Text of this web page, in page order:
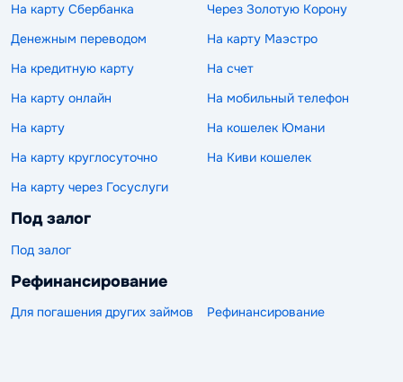
На карту Сбербанка
Через Золотую Корону
Денежным переводом
На карту Маэстро
На кредитную карту
На счет
На карту онлайн
На мобильный телефон
На карту
На кошелек Юмани
На карту круглосуточно
На Киви кошелек
На карту через Госуслуги
Под залог
Под залог
Рефинансирование
Для погашения других займов Рефинансирование